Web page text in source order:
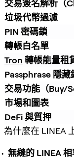
交易簽名解析（
垃圾代幣過濾
PIN 密碼鎖
轉帳白名單
Tron 轉帳能量租
Passphrase 隱藏
交易功能（Buy/
市場和圖表
DeFi 與質押
為什麼在 LINEA
無縫的 LINEA